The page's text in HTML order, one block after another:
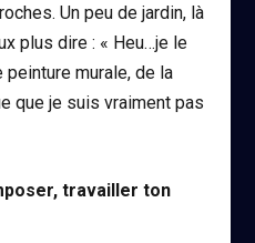
Un peu de jardin, là
plus dire : « Heu…je le
peinture murale, de la
que je suis vraiment pas
travailler ton